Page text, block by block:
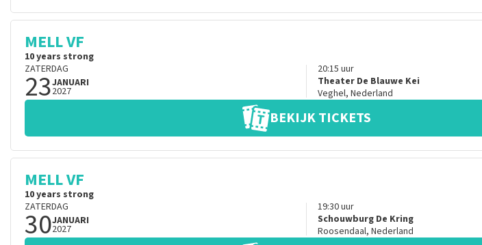
MELL VF
10 years strong
ZATERDAG
23JANUARI
2027
20:15 uur
Theater De Blauwe Kei
Veghel, Nederland
BEKIJK TICKETS
MELL VF
10 years strong
ZATERDAG
30JANUARI
2027
19:30uur
Schouwburg De Kring
Roosendaal, Nederland